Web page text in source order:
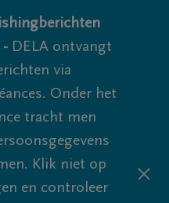
- DELA ontvangt
via
Onder het
tracht men
Klik niet op
en controleer